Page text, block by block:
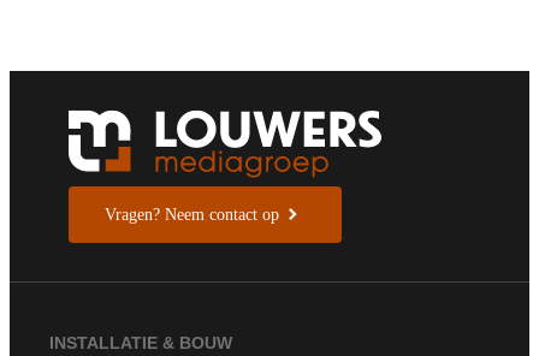
Vragen? Neem contact op
INSTALLATIE & BOUW